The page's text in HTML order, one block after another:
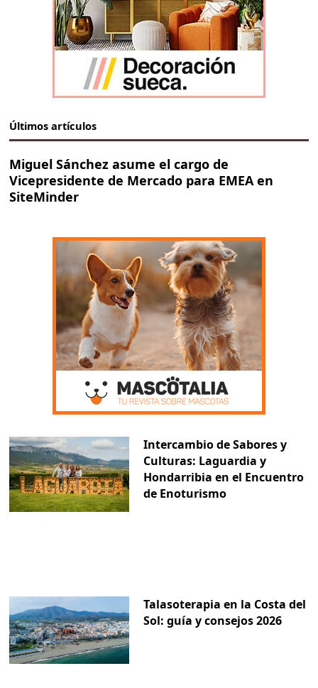
Últimos artículos
Miguel Sánchez asume el cargo de
Vicepresidente de Mercado para EMEA en
SiteMinder
Intercambio de Sabores y
Culturas: Laguardia y
Hondarribia en el Encuentro
de Enoturismo
Talasoterapia en la Costa del
Sol: guía y consejos 2026